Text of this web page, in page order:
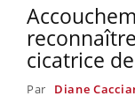
cicatrice
Par Diane